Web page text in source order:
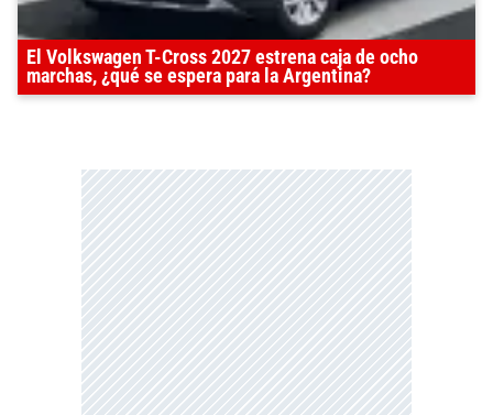
El Volkswagen T-Cross 2027 estrena caja de ocho
marchas, ¿qué se espera para la Argentina?